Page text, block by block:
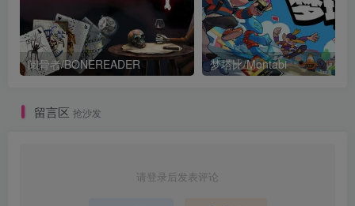
阅骨者/BONEREADER 梦塔比/Montabi
留言区 抢沙发
请登录后发表评论